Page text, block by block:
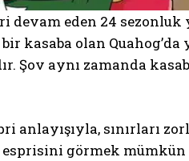
devam eden 24
kasaba olan
Şov aynı zamanda
anlayışıyla, sınırları
görmek